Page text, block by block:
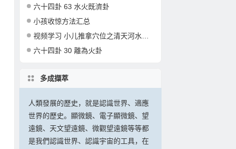
六十四卦 63 水火既濟卦
小孩收惊方法汇总
视频学习 小儿推拿穴位之清天河水的准确定位和操作
六十四卦 30 離為火卦
多成擷萃
人類發展的歷史，就是認識世界、適應
世界的歷史。顯微鏡、電子顯微鏡、望
遠鏡、天文望遠鏡、微觀望遠鏡等等都
是我們認識世界、認識宇宙的工具，在